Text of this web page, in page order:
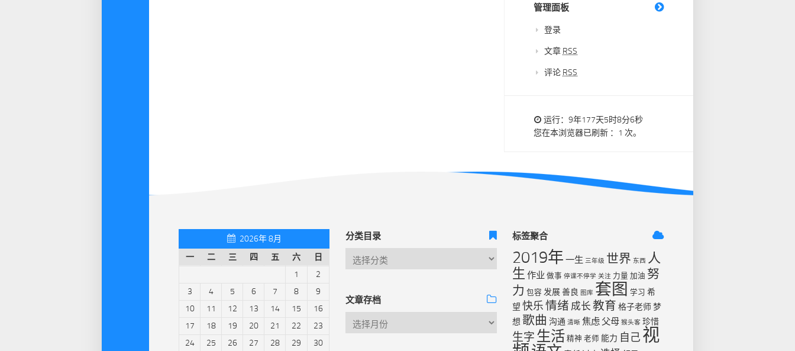
管理面板
登录
文章 RSS
评论 RSS
运行：9年177天5时8分7秒
您在本浏览器已刷新 ：1 次。
2026年 8月
一
二 三 四 五 六
日
1
2
3
4 5 6 7 8
9
10
11 12 13 14 15
16
17
18 19 20 21 22
23
24
25 26 27 28 29 30
分类目录
文章存档
标签聚合
2019年 一生 三年级 世界 东西 人
生 作业 做事 停课不停学 关注 力量 加油 努
力 包容 发展善良 图库 套图 学习 希
望 快乐情绪 成长 教育 格子老师梦
想 歌曲 沟通 清晰 焦虑 父母 猴头客 珍惜
生字 生活 精神 老师 能力 自己 视